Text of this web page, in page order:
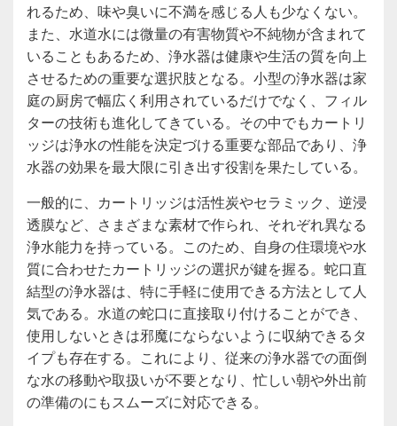
れるため、味や臭いに不満を感じる人も少なくない。
また、水道水には微量の有害物質や不純物が含まれて
いることもあるため、浄水器は健康や生活の質を向上
させるための重要な選択肢となる。小型の浄水器は家
庭の厨房で幅広く利用されているだけでなく、フィル
ターの技術も進化してきている。その中でもカートリ
ッジは浄水の性能を決定づける重要な部品であり、浄
水器の効果を最大限に引き出す役割を果たしている。
一般的に、カートリッジは活性炭やセラミック、逆浸
透膜など、さまざまな素材で作られ、それぞれ異なる
浄水能力を持っている。このため、自身の住環境や水
質に合わせたカートリッジの選択が鍵を握る。蛇口直
結型の浄水器は、特に手軽に使用できる方法として人
気である。水道の蛇口に直接取り付けることができ、
使用しないときは邪魔にならないように収納できるタ
イプも存在する。これにより、従来の浄水器での面倒
な水の移動や取扱いが不要となり、忙しい朝や外出前
の準備のにもスムーズに対応できる。